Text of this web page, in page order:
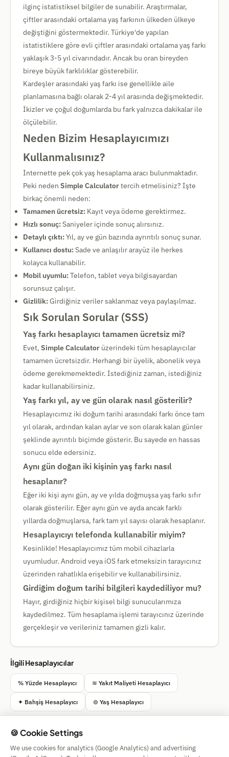
ilginç istatistiksel bilgiler de sunabilir. Araştırmalar,
çiftler arasındaki ortalama yaş farkının ülkeden ülkeye
değiştiğini göstermektedir. Türkiye'de yapılan
istatistiklere göre evli çiftler arasındaki ortalama yaş farkı
yaklaşık 3-5 yıl civarındadır. Ancak bu oran bireyden
bireye büyük farklılıklar gösterebilir.
Kardeşler arasındaki yaş farkı ise genellikle aile
planlamasına bağlı olarak 2-4 yıl arasında değişmektedir.
İkizler ve çoğul doğumlarda bu fark yalnızca dakikalar ile
ölçülebilir.
Neden Bizim Hesaplayıcımızı
Kullanmalısınız?
İnternette pek çok yaş hesaplama aracı bulunmaktadır.
Peki neden Simple Calculatortercih etmelisiniz? İşte
birkaç önemli neden:
Tamamen ücretsiz: Kayıt veya ödeme gerektirmez.
Hızlı sonuç:Saniyeler içinde sonuç alırsınız.
Detaylı çıktı:Yıl, ay ve gün bazında ayrıntılı sonuç sunar.
Kullanıcı dostu:Sade ve anlaşılır arayüz ile herkes
kolayca kullanabilir.
Mobil uyumlu:Telefon, tablet veya bilgisayardan
sorunsuz çalışır.
Gizlilik:Girdiğiniz veriler saklanmaz veya paylaşılmaz.
Sık Sorulan Sorular (SSS)
Yaş farkı hesaplayıcı tamamen ücretsiz mi?
Evet, Simple Calculator üzerindeki tüm hesaplayıcılar
tamamen ücretsizdir. Herhangi bir üyelik, abonelik veya
ödeme gerekmemektedir. İstediğiniz zaman, istediğiniz
kadar kullanabilirsiniz.
Yaş farkı yıl, ay ve gün olarak nasıl gösterilir?
Hesaplayıcımız iki doğum tarihi arasındaki farkı önce tam
yıl olarak, ardından kalan aylar ve son olarak kalan günler
şeklinde ayrıntılı biçimde gösterir. Bu sayede en hassas
sonucu elde edersiniz.
Aynı gün doğan iki kişinin yaş farkı nasıl
hesaplanır?
Eğer iki kişi aynı gün, ay ve yılda doğmuşsa yaş farkı sıfır
olarak gösterilir. Eğer aynı gün ve ayda ancak farklı
yıllarda doğmuşlarsa, fark tam yıl sayısı olarak hesaplanır.
Hesaplayıcıyı telefonda kullanabilir miyim?
Kesinlikle! Hesaplayıcımız tüm mobil cihazlarla
uyumludur. Android veya iOS fark etmeksizin tarayıcınız
üzerinden rahatlıkla erişebilir ve kullanabilirsiniz.
Girdiğim doğum tarihi bilgileri kaydediliyor mu?
Hayır, girdiğiniz hiçbir kişisel bilgi sunucularımıza
kaydedilmez. Tüm hesaplama işlemi tarayıcınız üzerinde
gerçekleşir ve verileriniz tamamen gizli kalır.
İlgili Hesaplayıcılar
% Yüzde Hesaplayıcı ≋ Yakıt Maliyeti Hesaplayıcı
✦ Bahşiş Hesaplayıcı ⊚ Yaş Hesaplayıcı
Simple Calculator
🍪 Cookie Settings
We use cookies for analytics (Google Analytics) and advertising